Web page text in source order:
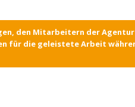
den Mitarbeitern der
für die geleistete Arbeit